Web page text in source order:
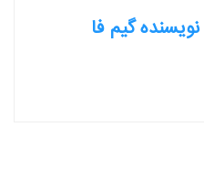
نویسنده گیم فا